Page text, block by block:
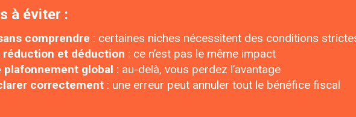
à éviter :
comprendre : certaines niches nécessitent des conditions
réduction et déduction : ce n’est pas le même impact
plafonnement global : au-delà, vous perdez l’avantage
correctement : une erreur peut annuler tout le bénéfice fiscal